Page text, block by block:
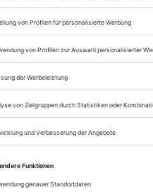
(Europäischer Verband
e. V.), des VDT
und des Szenografie-
Rundschau bringt
Theaterarchitektur,
technische Einrichtungen
auch über berufliche
Produkte und Aktuelles